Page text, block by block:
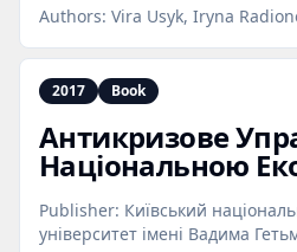
Authors: Vira Usyk, Iryna
2017 Book
Антикризове
Національною
Publisher: Київський
університет імені Вадима